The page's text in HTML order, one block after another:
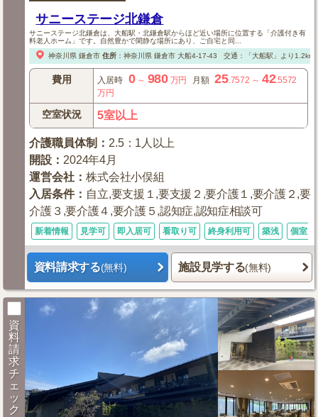
サニーステージ北鎌倉
サニーステージ北鎌倉は、大船駅・北鎌倉駅からほど近い場所に位置する「介護付き有
料老人ホーム」です。自然豊かで閑静な場所にあり、ご自宅と同...
神奈川県 鎌倉市 住所： 神奈川県 鎌倉市大船4-17-43 交通：「大船駅」より1.2km
費用 入居時 0～ 980 万円 月額 25.7572 ～ 42.5572
万円
空室状況 5室以上
介護職員体制 ： 2.5：1人以上
開設 ： 2024年4月
運営会社 ：株式会社小俣組
入居条件： 自立,要支援１,要支援２,要介護１,要介護２,要
介護３,要介護４,要介護５,認知症,認知症相談可
新着情報 見学可 即入居可 看取り可 終身利用可 築浅 個室あ
資料請求する(無料) 施設見学する(無料)
資
料
請
求
チ
ェ
ッ
ク